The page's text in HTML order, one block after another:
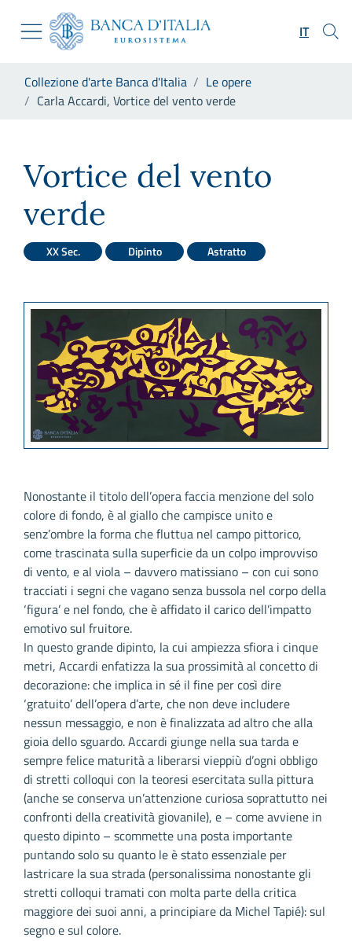
Skip to Main Content
Vai al sito istituzionale
Vai al menu di navigazione
Vai alla ricerca
Vai al footer
IT
Collezione d'arte Banca d'Italia
Le opere
Carla Accardi, Vortice del vento verde
Vortice del vento
verde
XX Sec. Dipinto Astratto
Nonostante il titolo dell’opera faccia menzione del solo
colore di fondo, è al giallo che campisce unito e
senz’ombre la forma che fluttua nel campo pittorico,
come trascinata sulla superficie da un colpo improvviso
di vento, e al viola – davvero matissiano – con cui sono
tracciati i segni che vagano senza bussola nel corpo della
‘figura’ e nel fondo, che è affidato il carico dell’impatto
emotivo sul fruitore.
In questo grande dipinto, la cui ampiezza sfiora i cinque
metri, Accardi enfatizza la sua prossimità al concetto di
decorazione: che implica in sé il fine per così dire
‘gratuito’ dell’opera d’arte, che non deve includere
nessun messaggio, e non è finalizzata ad altro che alla
gioia dello sguardo. Accardi giunge nella sua tarda e
sempre felice maturità a liberarsi vieppiù d’ogni obbligo
di stretti colloqui con la teoresi esercitata sulla pittura
(anche se conserva un’attenzione curiosa soprattutto nei
confronti della creatività giovanile), e – come avviene in
questo dipinto – scommette una posta importante
puntando solo su quanto le è stato essenziale per
lastricare la sua strada (personalissima nonostante gli
stretti colloqui tramati con molta parte della critica
maggiore dei suoi anni, a principiare da Michel Tapié): sul
segno e sul colore.